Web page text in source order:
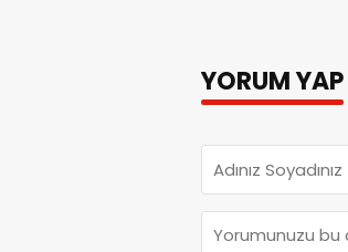
YORUM YAP